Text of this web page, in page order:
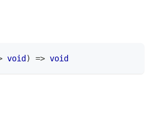
void ) => void